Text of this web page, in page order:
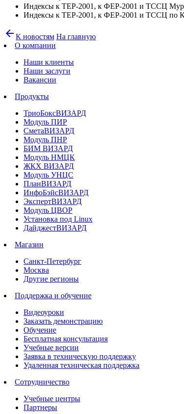
Индексы к ТЕР-2001, к ФЕР-2001 и ТССЦ
Индексы к ТЕР-2001, к ФЕР-2001 и ТССЦ по
arrow_back К новостям На главную
О компании
Наши клиенты
Наши заслуги
Вакансии
Продукты
ТриоБоксВИЗАРД
Модуль ПИР
СметаВИЗАРД
Модуль ПНР
БИМ ВИЗАРД
Модуль НМЦК
ЖКХ ВИЗАРД
Модуль УНЦС
ПланВИЗАРД
ИнфоБэйсВИЗАРД
ЭкспертВИЗАРД
Модуль ЦВОР
Установка под Linux
ДайджестВИЗАРД
Магазин
Санкт-Петербург
Москва
Другие регионы
Поддержка и обучение
Видеоуроки
Заказать демонстрацию
Обучение
Бесплатная консультация
Учебные версии
Заявка в техническую поддержку
Удаленная техническая поддержка
Сотрудничество
Учебные центры
Партнеры